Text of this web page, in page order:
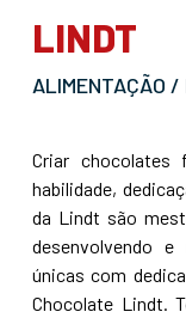
LINDT
ALIMENTAÇÃO /
Criar chocolates
habilidade,
da Lindt são
desenvolvendo
únicas com
Chocolate Lindt.